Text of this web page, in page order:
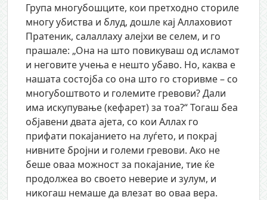
Група многубошците, кои претходно сториле
многу убиства и блуд, дошле кај Аллаховиот
Пратеник, салаллаху алејхи ве селем, и го
прашале: „Она на што повикуваш од исламот
и неговите учења е нешто убаво. Но, каква е
нашата состојба со она што го сторивме – со
многубоштвото и големите гревови? Дали
има искупување (кефарет) за тоа?“ Тогаш беа
објавени двата ајета, со кои Аллах го
прифати покајанието на луѓето, и покрај
нивните бројни и големи гревови. Ако не
беше оваа можност за покајание, тие ќе
продолжеа во своето неверие и зулум, и
никогаш немаше да влезат во оваа вера.